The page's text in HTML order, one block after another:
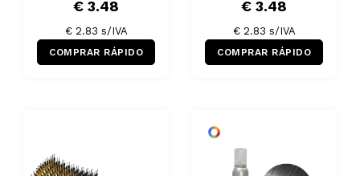
€ 3.48
€ 2.83 s/IVA
COMPRAR RÁPIDO
€ 3.48
€ 2.83 s/IVA
COMPRAR RÁPIDO